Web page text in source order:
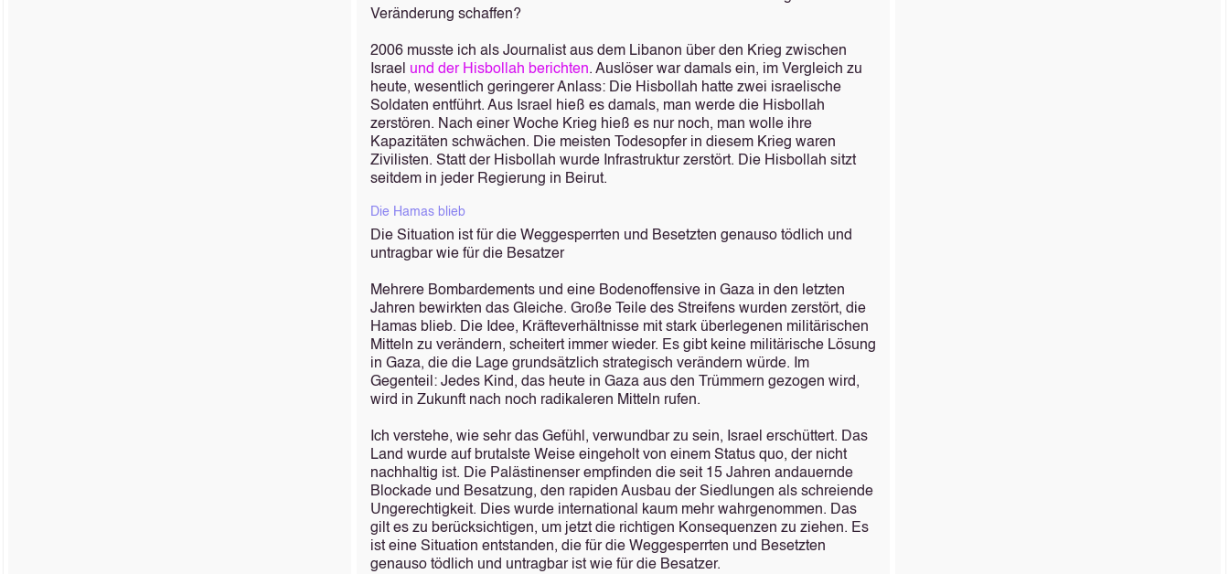
Veränderung schaffen?
2006 musste ich als Journalist aus dem Libanon über den Krieg zwischen
Israel und der Hisbollah berichten. Auslöser war damals ein, im Vergleich zu
heute, wesentlich geringerer Anlass: Die Hisbollah hatte zwei israelische
Soldaten entführt. Aus Israel hieß es damals, man werde die Hisbollah
zerstören. Nach einer Woche Krieg hieß es nur noch, man wolle ihre
Kapazitäten schwächen. Die meisten Todesopfer in diesem Krieg waren
Zivilisten. Statt der Hisbollah wurde Infrastruktur zerstört. Die Hisbollah sitzt
seitdem in jeder Regierung in Beirut.
Die Hamas blieb
Die Situation ist für die Weggesperrten und Besetzten genauso tödlich und
untragbar wie für die Besatzer
Mehrere Bombardements und eine Bodenoffensive in Gaza in den letzten
Jahren bewirkten das Gleiche. Große Teile des Streifens wurden zerstört, die
Hamas blieb. Die Idee, Kräfteverhältnisse mit stark überlegenen militärischen
Mitteln zu verändern, scheitert immer wieder. Es gibt keine militärische Lösung
in Gaza, die die Lage grundsätzlich strategisch verändern würde. Im
Gegenteil: Jedes Kind, das heute in Gaza aus den Trümmern gezogen wird,
wird in Zukunft nach noch radikaleren Mitteln rufen.
Ich verstehe, wie sehr das Gefühl, verwundbar zu sein, Israel erschüttert. Das
Land wurde auf brutalste Weise eingeholt von einem Status quo, der nicht
nachhaltig ist. Die Palästinenser empfinden die seit 15 Jahren andauernde
Blockade und Besatzung, den rapiden Ausbau der Siedlungen als schreiende
Ungerechtigkeit. Dies wurde international kaum mehr wahrgenommen. Das
gilt es zu berücksichtigen, um jetzt die richtigen Konsequenzen zu ziehen. Es
ist eine Situation entstanden, die für die Weggesperrten und Besetzten
genauso tödlich und untragbar ist wie für die Besatzer.